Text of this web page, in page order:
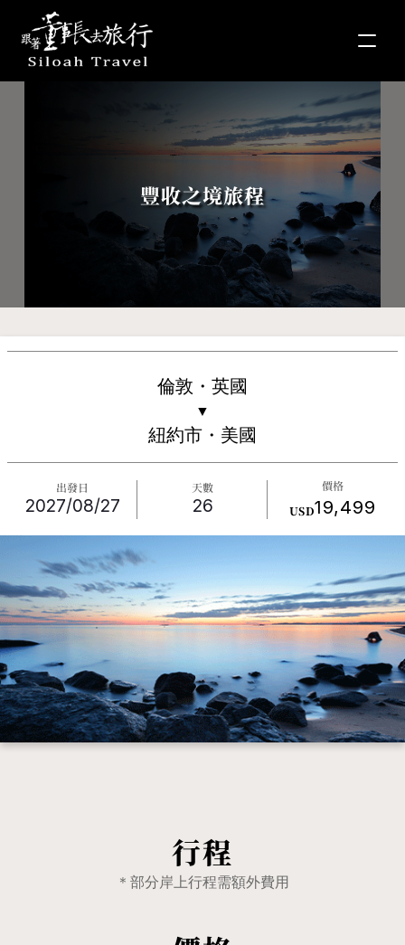
豐收之境旅程
倫敦・英國
▼
紐約市・美國
出發日
2027/08/27
天數
26
價格
USD19,499
行程
＊部分岸上行程需額外費用